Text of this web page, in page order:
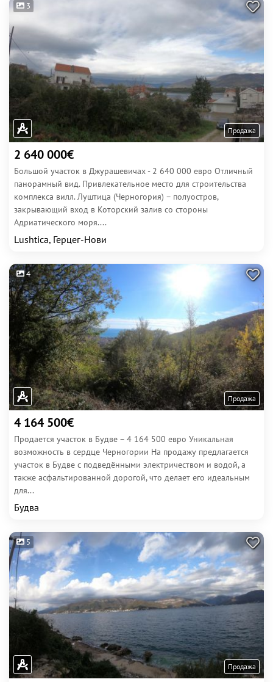
3
Продажа
2 640 000€
Большой участок в Джурашевичах - 2 640 000 евро Отличный
панорамный вид. Привлекательное место для строительства
комплекса вилл. Луштица (Черногория) – полуостров,
закрывающий вход в Которский залив со стороны
Адриатического моря....
Lushtica, Герцег-Нови
4
Продажа
4 164 500€
Продается участок в Будве – 4 164 500 евро Уникальная
возможность в сердце Черногории На продажу предлагается
участок в Будве с подведёнными электричеством и водой, а
также асфальтированной дорогой, что делает его идеальным
для...
Будва
5
Продажа